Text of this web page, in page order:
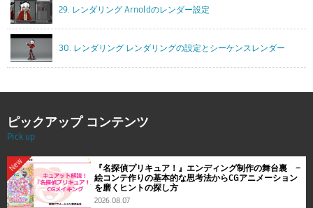
29. レンダリング Arnoldのレンダー設定
30. レンダリング レンダリングの設定とシーケンスレンダー
ピックアップ コンテンツ
Pick up
New
『名探偵プリキュア！』エンディング制作の舞台裏 ―
絵コンテ作りの基本的な思考法からCGアニメーション
を磨くヒントの探し方
2026.08.07